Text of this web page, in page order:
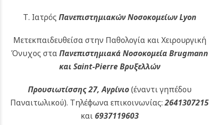
Τ. Ιατρός Πανεπιστημιακών Νοσοκομείων Lyon
Μετεκπαιδευθείσα στην Παθολογία και Χειρουργική
Όνυχος σταΠανεπιστημιακά Νοσοκομεία Brugmann
και Saint-Pierre Βρυξελλών
Προυσιωτίσσης 27, Αγρίνιο(έναντι γηπέδου
Παναιτωλικού). Τηλέφωνα επικοινωνίας:2641307215
και6937119603